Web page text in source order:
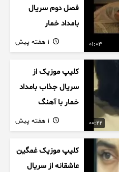
01:03
فصل دوم سریال
بامداد خمار
00:22
کلیپ موزیک از
سریال جذاب بامداد
خمار با آهنگ
عاشقانه
کلیپ موزیک غمگین
عاشقانه از سریال